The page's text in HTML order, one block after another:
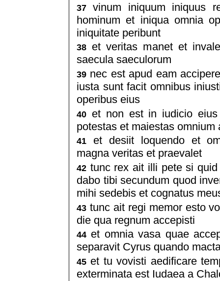
37
vinum iniquum iniquus
hominum et iniqua omnia
iniquitate peribunt
38 et veritas manet et
saecula saeculorum
39 nec est apud eam
iusta sunt facit omnibus
operibus eius
40 et non est in iudicio
potestas et maiestas
41
et desiit loquendo et
magna veritas et praevalet
42 tunc rex ait illi pete si
dabo tibi secundum quod
mihi sedebis et cognatus
43 tunc ait regi memor esto
die qua regnum accepisti
44 et omnia vasa quae
separavit Cyrus quando
45 et tu vovisti aedificare
exterminata est Iudaea a